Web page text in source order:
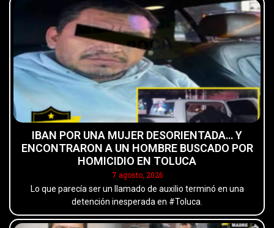
IBAN POR UNA MUJER DESORIENTADA… Y
ENCONTRARON A UN HOMBRE BUSCADO POR
HOMICIDIO EN TOLUCA
7 agosto, 2026
Lo que parecía ser un llamado de auxilio terminó en una
detención inesperada en #Toluca.